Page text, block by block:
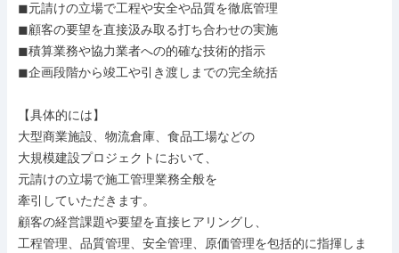
◼︎元請けの立場で工程や安全や品質を徹底管理
◼︎顧客の要望を直接汲み取る打ち合わせの実施
◼︎積算業務や協力業者への的確な技術的指示
◼︎企画段階から竣工や引き渡しまでの完全統括
【具体的には】
大型商業施設、物流倉庫、食品工場などの
大規模建設プロジェクトにおいて、
元請けの立場で施工管理業務全般を
牽引していただきます。
顧客の経営課題や要望を直接ヒアリングし、
工程管理、品質管理、安全管理、原価管理を包括的に指揮しま